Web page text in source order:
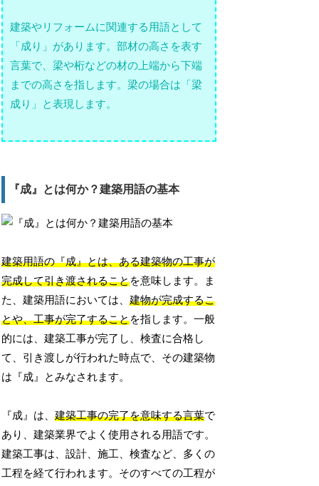
建築やリフォームに関連する用語として
「成り」があります。部材の高さを表す
言葉で、梁や桁などの材の上端から下端
までの高さを指します。梁の場合は「梁
成り」と表現します。
『成』とは何か？建築用語の基本
建築用語の『成』とは、ある建築物の工事が
完成して引き渡されることを意味します。ま
た、建築用語においては、建物が完成するこ
とや、工事が完了することを指します。一般
的には、建築工事が完了し、検査に合格し
て、引き渡しが行われた時点で、その建築物
は『成』とみなされます。
『成』は、建築工事の完了を意味する言葉で
あり、建築業界でよく使用される用語です。
建築工事は、設計、施工、検査など、多くの
工程を経て行われます。そのすべての工程が